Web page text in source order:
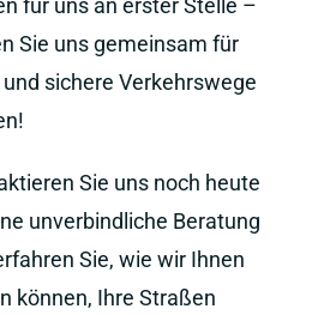
für uns an erster Stelle –
Sie uns gemeinsam für
und sichere Verkehrswege
Sie uns noch heute
unverbindliche Beratung
Sie, wie wir Ihnen
können, Ihre Straßen